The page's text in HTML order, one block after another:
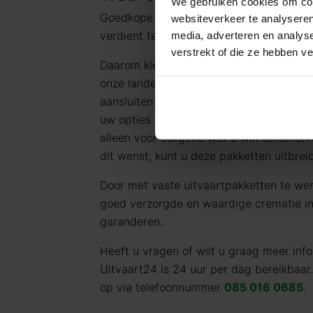
websiteverkeer te
media, adverteren en
verstrekt of die ze hebben
Goedkope Uitvaart24 vindt dat
verdient tegen een eerlijk tarief.
Daarom kiezen wij ervoor standaard te
onze landelijke dekking en jarenlange
aansluiten bij de meest voorkomende
uw opties en de daarbij behorende
alleen voor datgene wat u wilt
dit wenst, kunt u deze pakketten
Door met vaste uitvaartpakketten te
goed verzorgde en waardige crematie
garanderen.
Heeft u vragen of wilt u graag meer
Uitvaart24 is 24 uur per dag
op via telefoonnummer 085 016 0685.